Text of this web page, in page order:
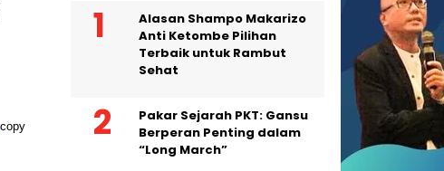
Alasan Shampo Makarizo
Anti Ketombe Pilihan
Terbaik untuk Rambut
Sehat
Pakar Sejarah PKT: Gansu
Berperan Penting dalam
“Long March”